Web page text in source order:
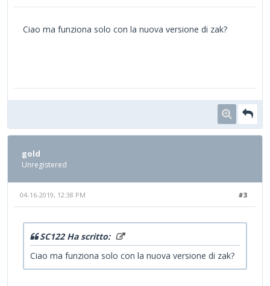
Ciao ma funziona solo con la nuova versione di zak?
gold
Unregistered
#3
04-16-2019, 12:38 PM
SC122 Ha scritto:
Ciao ma funziona solo con la nuova versione di zak?